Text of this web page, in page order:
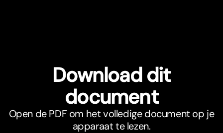
Download dit
document
Open de PDF om het volledige document op je
apparaat te lezen.